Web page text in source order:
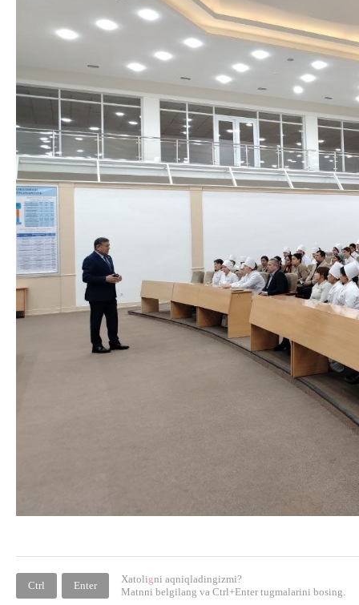
Ctrl Enter
Xatoligni aqniqladingizmi?
Matnni belgilang va Ctrl+Enter tugmalarini bosing.